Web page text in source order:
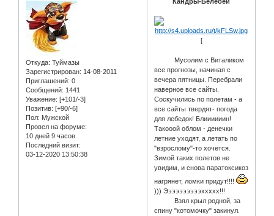
Откуда: Туймазы
Зарегистрирован: 14-08-2011
Приглашений: 0
Сообщений: 1441
Уважение: [+101/-3]
Позитив: [+90/-6]
Пол: Мужской
Провел на форуме:
10 дней 9 часов
Последний визит:
03-12-2020 13:50:38
[
Мусолим с Виталиком
все прогнозы, начиная с
вечера пятницы. Перебрали
наверное все сайты.
Соскучились по полетам - а
все сайты твердят- погода
для лебедок! Блиииииин!
Такооой облом - денечки
летние уходят, а летать по
"взрослому"-то хочется.
Зимой таких полетов не
увидим, и снова паратоксикоз
нагрянет, ломки придут!!!!
))) Ээээээээээххххх!!!
Взял крыл родной, за
спину "котомочку" закинул.